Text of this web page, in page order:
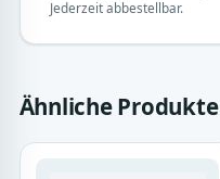
Jederzeit abbestellbar.
Ähnliche Produkte